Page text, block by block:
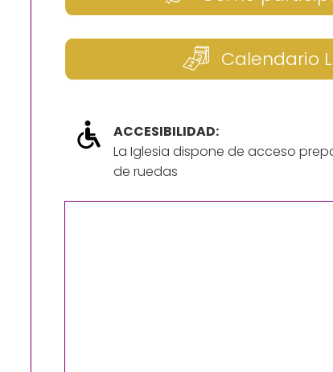
Calendario
ACCESIBILIDAD:
La Iglesia dispone de acceso
de ruedas